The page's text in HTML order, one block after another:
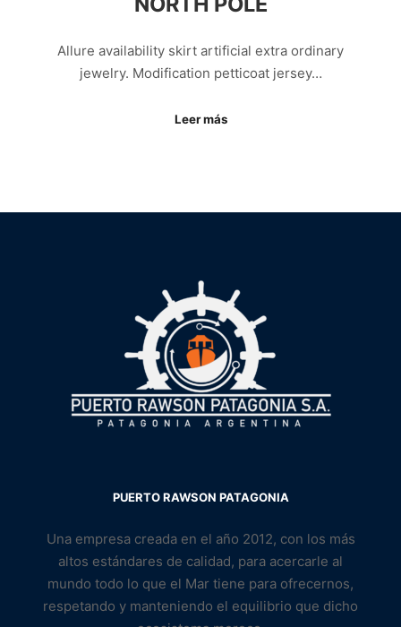
Allure availability skirt artificial extra ordinary
jewelry. Modification petticoat jersey…
Leer más
PUERTO RAWSON PATAGONIA
Una empresa creada en el año 2012, con los más
altos estándares de calidad, para acercarle al
mundo todo lo que el Mar tiene para ofrecernos,
respetando y manteniendo el equilibrio que dicho